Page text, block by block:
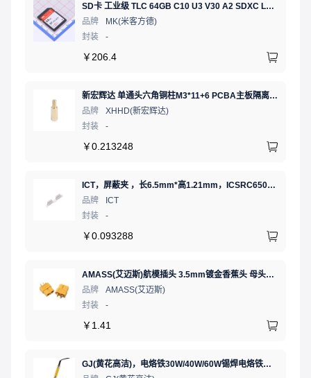
SD卡 工业级 TLC 64GB C10 U3 V30 A2 SDXC LDPC纠错 PE 3K 无人机、行车记录仪、安防监控适配
品牌
MK(米客方德)
封装
-
￥ 206.4
新宏辉达 单通头六角铜柱M3*11+6 PCBA主板隔离螺柱
品牌
XHHD(新宏辉达)
封装
-
￥0.213248
ICT，屏蔽夹 ，长6.5mm*高1.21mm，ICSRC6508SFR
品牌
ICT
封装
-
￥0.093288
AMASS(艾迈斯)航模插头 3.5mm镀金香蕉头 母头XT60-F.G.Y
品牌
AMASS(艾迈斯)
封装
-
￥ 1.41
GJ(黄花高洁)，电烙铁30W/40W/60W锡焊电烙铁焊接工具电焊笔手机电子维修（内热35W），NO.435(35W)